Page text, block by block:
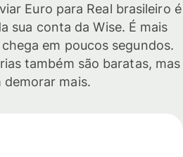
Euro para Real brasileiro é
sua conta da Wise. É mais
em poucos segundos.
também são baratas, mas
demorar mais.